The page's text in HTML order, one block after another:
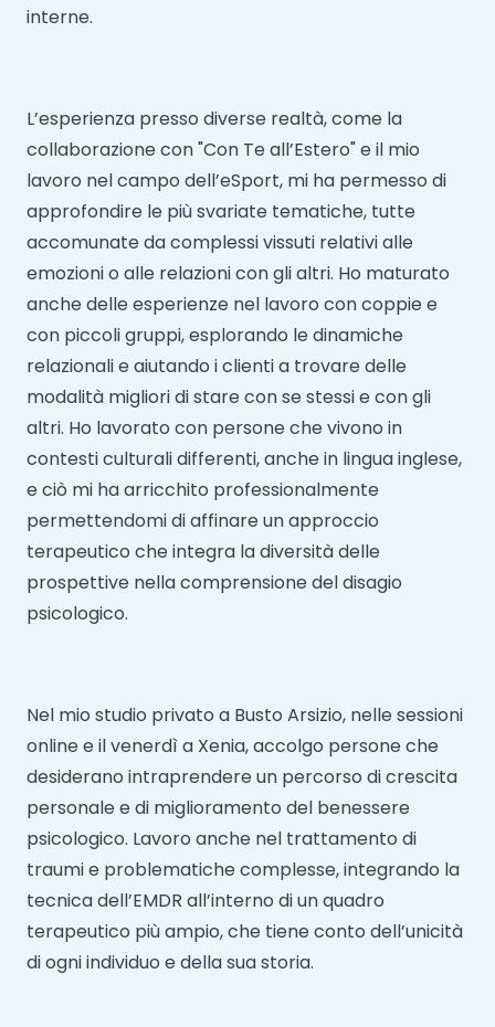
interne.
L’esperienza presso diverse realtà, come la
collaborazione con "Con Te all’Estero" e il mio
lavoro nel campo dell’eSport, mi ha permesso di
approfondire le più svariate tematiche, tutte
accomunate da complessi vissuti relativi alle
emozioni o alle relazioni con gli altri. Ho maturato
anche delle esperienze nel lavoro con coppie e
con piccoli gruppi, esplorando le dinamiche
relazionali e aiutando i clienti a trovare delle
modalità migliori di stare con se stessi e con gli
altri. Ho lavorato con persone che vivono in
contesti culturali differenti, anche in lingua inglese,
e ciò mi ha arricchito professionalmente
permettendomi di affinare un approccio
terapeutico che integra la diversità delle
prospettive nella comprensione del disagio
psicologico.
Nel mio studio privato a Busto Arsizio, nelle sessioni
online e il venerdì a Xenia, accolgo persone che
desiderano intraprendere un percorso di crescita
personale e di miglioramento del benessere
psicologico. Lavoro anche nel trattamento di
traumi e problematiche complesse, integrando la
tecnica dell’EMDR all’interno di un quadro
terapeutico più ampio, che tiene conto dell’unicità
di ogni individuo e della sua storia.